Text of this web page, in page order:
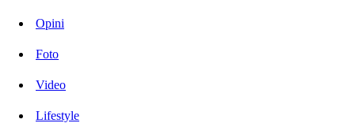
Opini
Foto
Video
Lifestyle